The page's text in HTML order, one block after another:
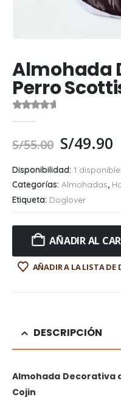
Almohada
Perro
S/55.00 S/49.90
Disponibilidad: 1
Categorías: Almohadas,
Etiqueta: Doglover
AÑADIR AL
AÑADIR A LA LISTA DE
DESCRIPCIÓN
Almohada Decorativa
Cojin